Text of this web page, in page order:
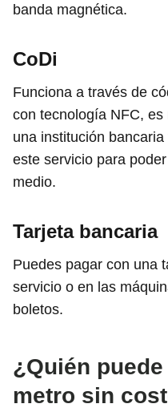
banda magnética.
CoDi
Funciona a través de
con tecnología NFC,
una institución
este servicio para
medio.
Tarjeta bancaria
Puedes pagar con una
servicio o en las
boletos.
¿Quién
metro sin